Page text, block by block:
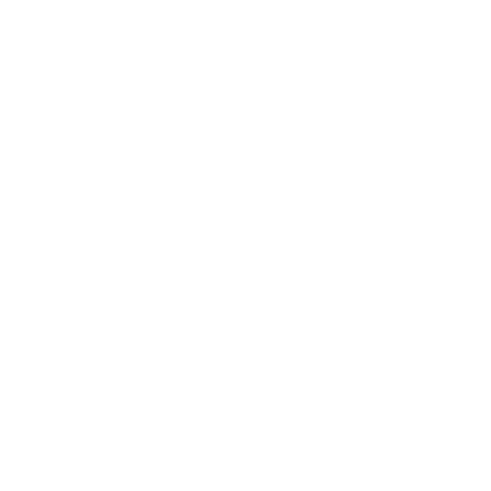
tiden. När du tar ut en logg så berättar loggen vad låset
händelser i loggen så blir det rätt.
automatisk vid ett klockslag så vill du ha det rätt.
de fel rättigheter.